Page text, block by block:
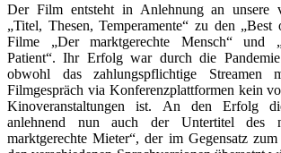
Der Film entsteht in Anlehnung an unsere
„Titel, Thesen, Temperamente“ zu den „Best
Filme „Der marktgerechte Mensch“ und
Patient“. Ihr Erfolg war durch die
obwohl das zahlungspflichtige Streamen
Filmgespräch via Konferenzplattformen kein
Kinoveranstaltungen ist. An den Erfolg
anlehnend nun auch der Untertitel des
marktgerechte Mieter“, der im Gegensatz